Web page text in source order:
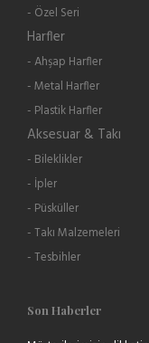
- Özel Seri
Harfler
- Ahşap Harfler
- Metal Harfler
- Plastik Harfler
Aksesuar & Takı
- Bileklikler
- İpler
- Püsküller
- Takı Malzemeleri
- Tesbihler
Son Haberler